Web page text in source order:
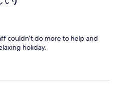
couldn’t do more to help and
holiday.